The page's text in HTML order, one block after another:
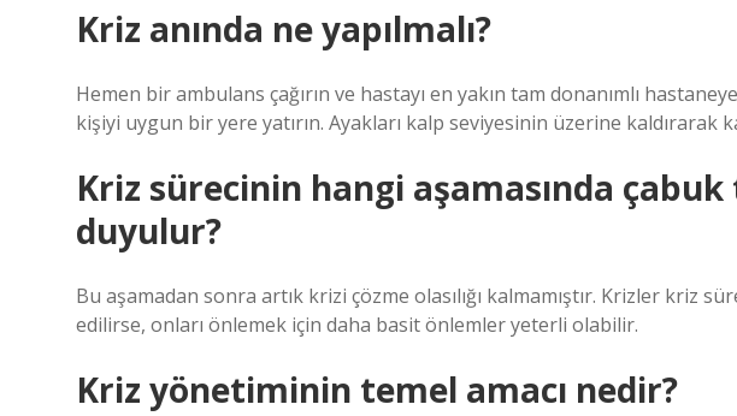
Kriz anında ne yapılmalı?
Hemen bir ambulans çağırın ve hastayı en yakın tam donanımlı
kişiyi uygun bir yere yatırın. Ayakları kalp seviyesinin üzerine kaldırarak
Kriz sürecinin hangi aşamasında
duyulur?
Bu aşamadan sonra artık krizi çözme olasılığı kalmamıştır. Krizler kriz
edilirse, onları önlemek için daha basit önlemler yeterli olabilir.
Kriz yönetiminin temel amacı nedir?